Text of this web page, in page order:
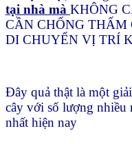
tại nhà mà KHÔNG
CẦN CHỐNG THẤM
DI CHUYỂN VỊ TRÍ
Đây quả thật là một
cây với số lượng nhiều
nhất hiện nay